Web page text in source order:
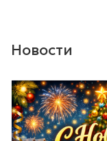
Новости